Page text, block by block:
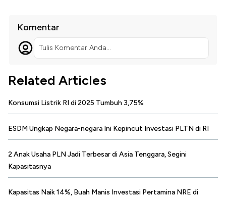
Komentar
Tulis Komentar Anda...
Related Articles
Konsumsi Listrik RI di 2025 Tumbuh 3,75%
ESDM Ungkap Negara-negara Ini Kepincut Investasi PLTN di RI
2 Anak Usaha PLN Jadi Terbesar di Asia Tenggara, Segini
Kapasitasnya
Kapasitas Naik 14%, Buah Manis Investasi Pertamina NRE di